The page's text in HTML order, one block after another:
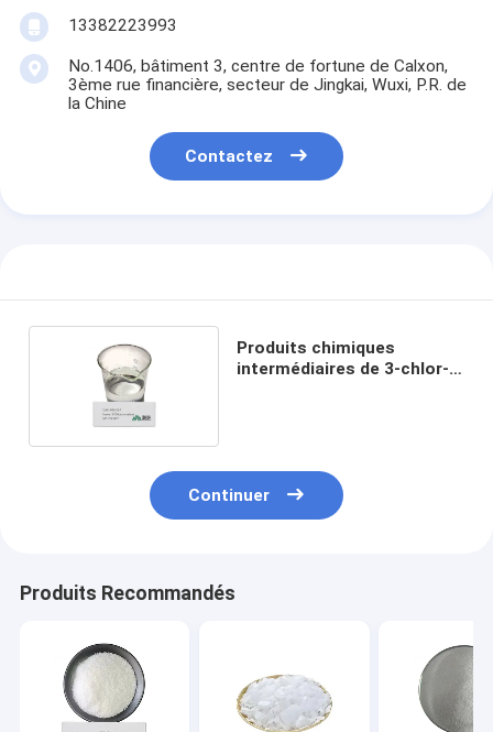
13382223993
No.1406, bâtiment 3, centre de fortune de Calxon,
3ème rue financière, secteur de Jingkai, Wuxi, P.R. de
la Chine
Contactez
Produits chimiques
intermédiaires de 3-chlor-
Continuer
Produits Recommandés